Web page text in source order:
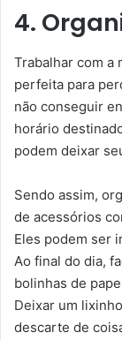
4.
Trabalhar com a
perfeita para
não conseguir
horário
podem deixar
Sendo assim,
de acessórios
Eles podem ser
Ao final do dia,
bolinhas de
Deixar um
descarte de